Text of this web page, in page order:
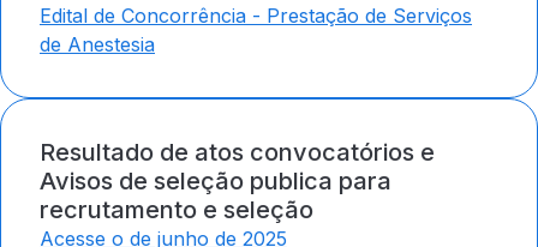
Edital de Concorrência - Prestação de Serviços
de Anestesia
Resultado de atos convocatórios e
Avisos de seleção publica para
recrutamento e seleção
Acesse o de junho de 2025